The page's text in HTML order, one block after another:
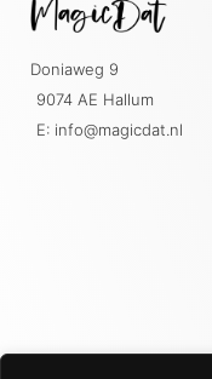
Doniaweg 9
9074 AE Hallum
E: info@magicdat.nl